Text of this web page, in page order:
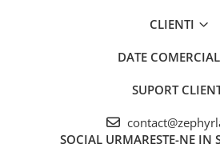
CLIENTI
DATE
SUPORT
SOCIAL URMARESTE-NE IN